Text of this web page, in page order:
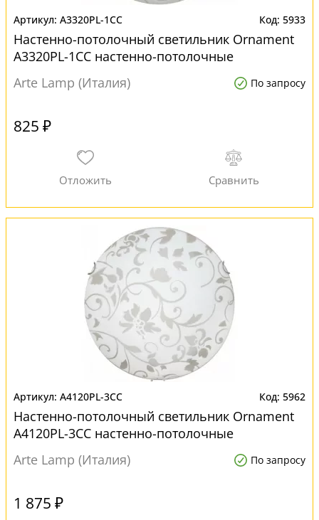
A3320PL-1CC 5933
Настенно-потолочный светильник Ornament
A3320PL-1CC настенно-потолочные
Arte Lamp (Италия)
По запросу
825 ₽
A4120PL-3CC 5962
Настенно-потолочный светильник Ornament
A4120PL-3CC настенно-потолочные
Arte Lamp (Италия)
По запросу
1 875 ₽